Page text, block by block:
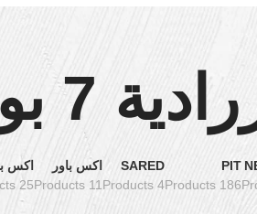
7 بوصة
PIT
186 Products
SARED
4 Products
اكس باور
11 Products
اكس
25 Products